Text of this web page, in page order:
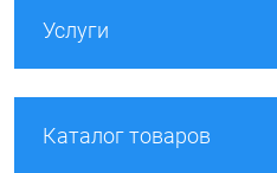
Услуги
Каталог товаров